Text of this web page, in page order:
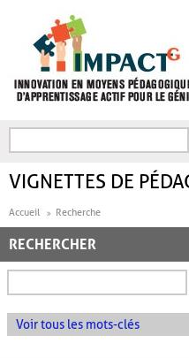
FORMULAIRE DE
VIGNETTES DE
Accueil Recherche
RECHERCHER
Voir tous les mots-clés